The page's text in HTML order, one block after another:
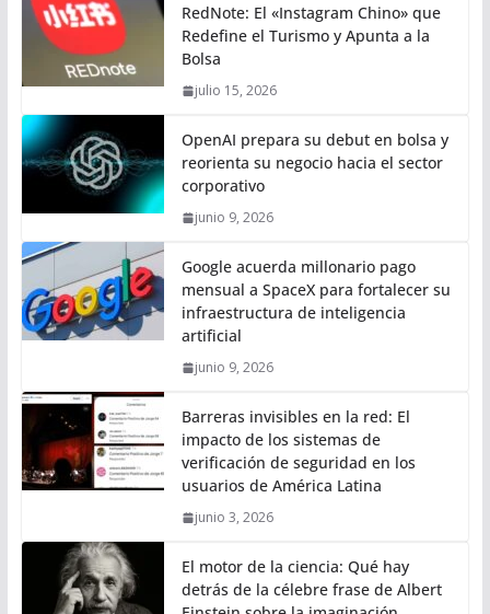
RedNote: El «Instagram Chino» que
Redefine el Turismo y Apunta a la
Bolsa
julio 15, 2026
OpenAI prepara su debut en bolsa y
reorienta su negocio hacia el sector
corporativo
junio 9, 2026
Google acuerda millonario pago
mensual a SpaceX para fortalecer su
infraestructura de inteligencia
artificial
junio 9, 2026
Barreras invisibles en la red: El
impacto de los sistemas de
verificación de seguridad en los
usuarios de América Latina
junio 3, 2026
El motor de la ciencia: Qué hay
detrás de la célebre frase de Albert